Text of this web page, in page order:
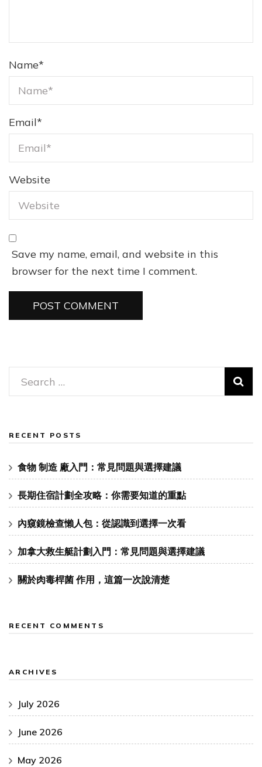
Name*
Email*
Website
Save my name, email, and website in this
browser for the next time I comment.
Search
for:
RECENT POSTS
食物 制造 廠入門：常見問題與選擇建議
長期住宿計劃全攻略：你需要知道的重點
內窺鏡檢查懶人包：從認識到選擇一次看
加拿大救生艇計劃入門：常見問題與選擇建議
關於肉毒桿菌 作用，這篇一次說清楚
RECENT COMMENTS
ARCHIVES
July 2026
June 2026
May 2026